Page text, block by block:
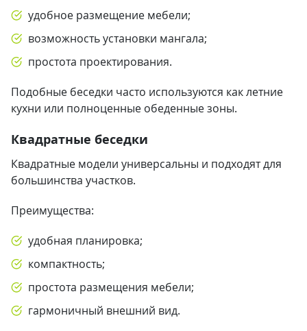
удобное размещение мебели;
возможность установки мангала;
простота проектирования.
Подобные беседки часто используются как летние
кухни или полноценные обеденные зоны.
Квадратные беседки
Квадратные модели универсальны и подходят для
большинства участков.
Преимущества:
удобная планировка;
компактность;
простота размещения мебели;
гармоничный внешний вид.